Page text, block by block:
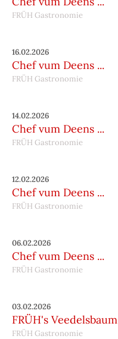
FRÜH Gastronomie
16.02.2026
Chef vum Deens ...
FRÜH Gastronomie
14.02.2026
Chef vum Deens ...
FRÜH Gastronomie
12.02.2026
Chef vum Deens ...
FRÜH Gastronomie
06.02.2026
Chef vum Deens ...
FRÜH Gastronomie
03.02.2026
FRÜH's Veedelsbaum
FRÜH Gastronomie